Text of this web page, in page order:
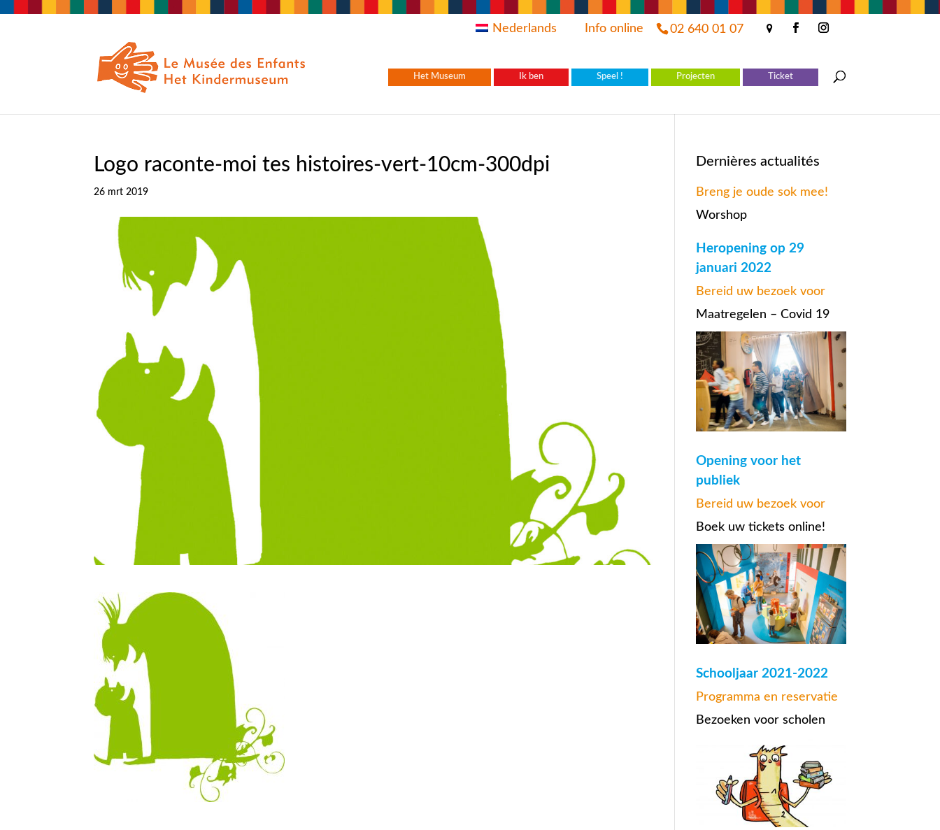
02 640 01 07
Nederlands Info online
Het Museum Ik ben Speel ! Projecten Ticket
Logo raconte-moi tes histoires-vert-10cm-300dpi
26 mrt 2019
Dernières actualités
Breng je oude sok mee!
Worshop
Heropening op 29
januari 2022
Bereid uw bezoek voor
Maatregelen – Covid 19
Opening voor het
publiek
Bereid uw bezoek voor
Boek uw tickets online!
Schooljaar 2021-2022
Programma en reservatie
Bezoeken voor scholen